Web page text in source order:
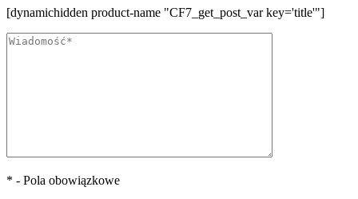
[dynamichidden product-name "CF7_get_post_var key='title'"]
* - Pola obowiązkowe